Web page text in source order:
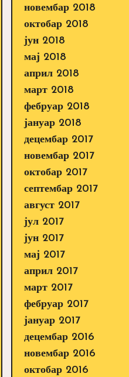
новембар 2018
октобар 2018
јун 2018
мај 2018
април 2018
март 2018
фебруар 2018
јануар 2018
децембар 2017
новембар 2017
октобар 2017
септембар 2017
август 2017
јул 2017
јун 2017
мај 2017
април 2017
март 2017
фебруар 2017
јануар 2017
децембар 2016
новембар 2016
октобар 2016